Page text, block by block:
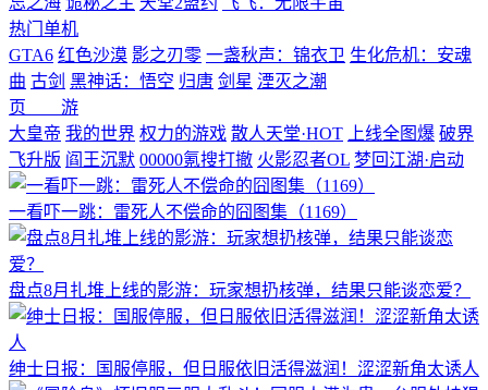
热门单机
GTA6 红色沙漠 影之刃零 一盏秋声：锦衣卫 生化危机：安魂
曲 古剑 黑神话：悟空 归唐 剑星 湮灭之潮
页 游
大皇帝 我的世界 权力的游戏 散人天堂·HOT 上线全图爆 破界
飞升版 阎王沉默 00000氪搜打撤 火影忍者OL 梦回江湖·启动
一看吓一跳：雷死人不偿命的囧图集（1169）
盘点8月扎堆上线的影游：玩家想扔核弹，结果只能谈恋爱？
绅士日报：国服停服，但日服依旧活得滋润！涩涩新角太诱人